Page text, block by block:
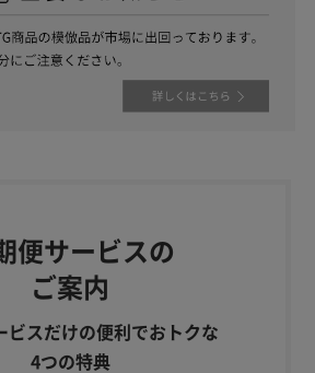
便サービスの
ご案内
ビスだけの便利でおトクな
4つの特典